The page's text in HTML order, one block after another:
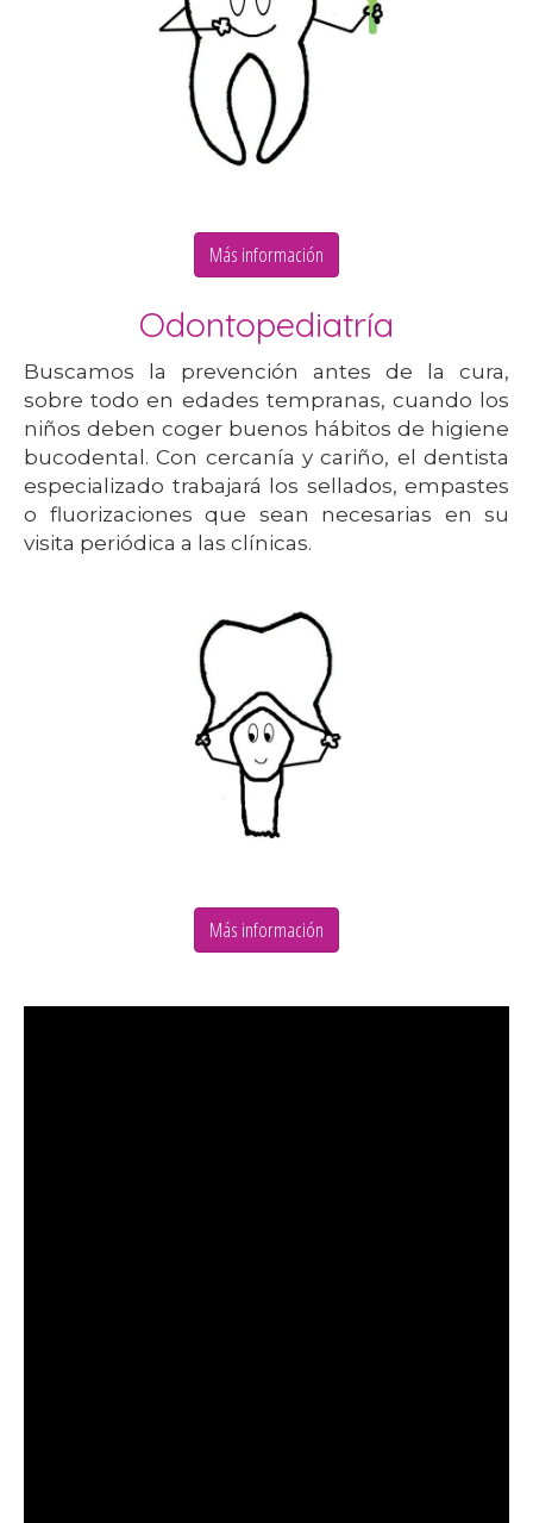
Más información
Odontopediatría
Buscamos la prevención antes de la cura,
sobre todo en edades tempranas, cuando los
niños deben coger buenos hábitos de higiene
bucodental. Con cercanía y cariño, el dentista
especializado trabajará los sellados, empastes
o fluorizaciones que sean necesarias en su
visita periódica a las clínicas.
Más información